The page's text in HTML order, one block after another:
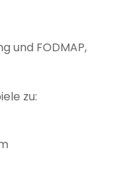
und FODMAP,
zu: